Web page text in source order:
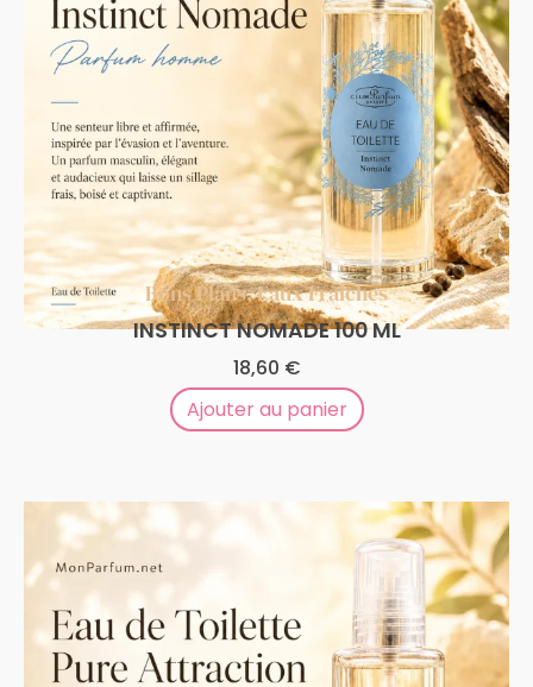
Bons Plans,Eaux Fraîches
INSTINCT NOMADE 100 ML
18,60 €
Ajouter au panier